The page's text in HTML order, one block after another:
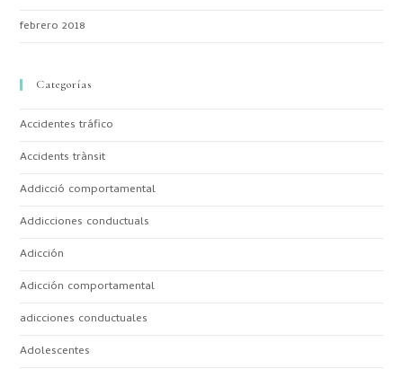
febrero 2018
Categorías
Accidentes tráfico
Accidents trànsit
Addicció comportamental
Addicciones conductuals
Adicción
Adicción comportamental
adicciones conductuales
Adolescentes